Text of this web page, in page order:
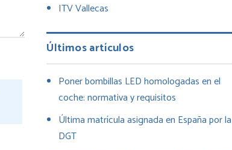
ITV Vallecas
Últimos artículos
Poner bombillas LED homologadas en el
coche: normativa y requisitos
Última matrícula asignada en España por la
DGT